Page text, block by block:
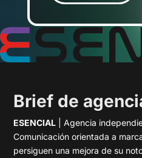
Brief de
ESENCIAL | Agencia
Comunicación orientada a
persiguen una mejora de su